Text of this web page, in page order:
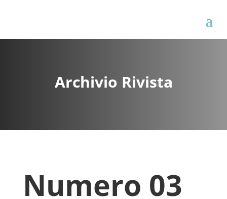
Archivio Rivista
Numero 03